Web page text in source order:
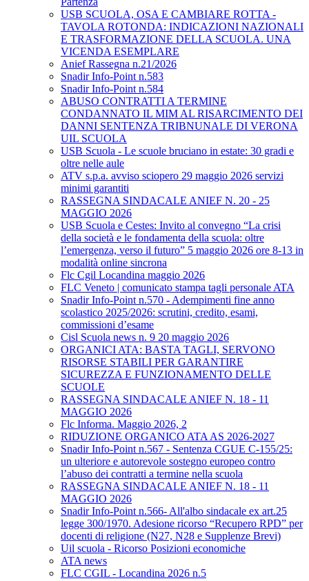
USB SCUOLA, OSA E CAMBIARE ROTTA -
TAVOLA ROTONDA: INDICAZIONI NAZIONALI
E TRASFORMAZIONE DELLA SCUOLA. UNA
VICENDA ESEMPLARE
Anief Rassegna n.21/2026
Snadir Info-Point n.583
Snadir Info-Point n.584
ABUSO CONTRATTI A TERMINE
CONDANNATO IL MIM AL RISARCIMENTO DEI
DANNI SENTENZA TRIBNUNALE DI VERONA
UIL SCUOLA
USB Scuola - Le scuole bruciano in estate: 30 gradi e
oltre nelle aule
ATV s.p.a. avviso sciopero 29 maggio 2026 servizi
minimi garantiti
RASSEGNA SINDACALE ANIEF N. 20 - 25
MAGGIO 2026
USB Scuola e Cestes: Invito al convegno “La crisi
della società e le fondamenta della scuola: oltre
l’emergenza, verso il futuro” 5 maggio 2026 ore 8-13 in
modalità online sincrona
Flc Cgil Locandina maggio 2026
FLC Veneto | comunicato stampa tagli personale ATA
Snadir Info-Point n.570 - Adempimenti fine anno
scolastico 2025/2026: scrutini, credito, esami,
commissioni d’esame
Cisl Scuola news n. 9 20 maggio 2026
ORGANICI ATA: BASTA TAGLI, SERVONO
RISORSE STABILI PER GARANTIRE
SICUREZZA E FUNZIONAMENTO DELLE
SCUOLE
RASSEGNA SINDACALE ANIEF N. 18 - 11
MAGGIO 2026
Flc Informa. Maggio 2026, 2
RIDUZIONE ORGANICO ATA AS 2026-2027
Snadir Info-Point n.567 - Sentenza CGUE C‑155/25:
un ulteriore e autorevole sostegno europeo contro
l’abuso dei contratti a termine nella scuola
RASSEGNA SINDACALE ANIEF N. 18 - 11
MAGGIO 2026
Snadir Info-Point n.566- All'albo sindacale ex art.25
legge 300/1970. Adesione ricorso “Recupero RPD” per
docenti di religione (N27, N28 e Supplenze Brevi)
Uil scuola - Ricorso Posizioni economiche
ATA news
FLC CGIL - Locandina 2026 n.5